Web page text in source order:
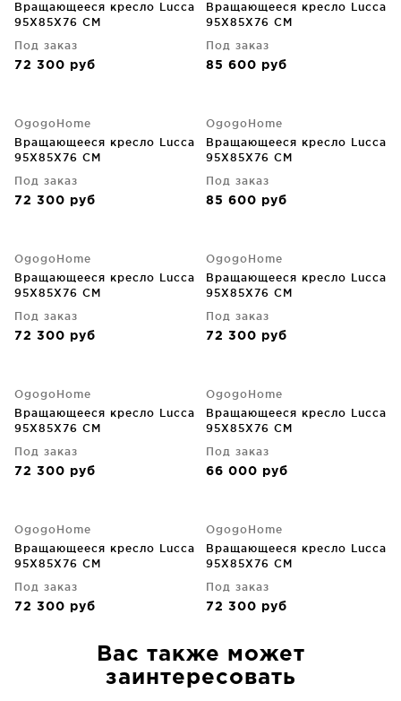
Вращающееся кресло Lucca
95X85X76 CM
Под заказ
72 300 руб
Вращающееся кресло Lucca
95X85X76 CM
Под заказ
85 600 руб
OgogoHome
Вращающееся кресло Lucca
95X85X76 CM
Под заказ
72 300 руб
OgogoHome
Вращающееся кресло Lucca
95X85X76 CM
Под заказ
85 600 руб
OgogoHome
Вращающееся кресло Lucca
95X85X76 CM
Под заказ
72 300 руб
OgogoHome
Вращающееся кресло Lucca
95X85X76 CM
Под заказ
72 300 руб
OgogoHome
Вращающееся кресло Lucca
95X85X76 CM
Под заказ
72 300 руб
OgogoHome
Вращающееся кресло Lucca
95X85X76 CM
Под заказ
66 000 руб
OgogoHome
Вращающееся кресло Lucca
95X85X76 CM
Под заказ
72 300 руб
OgogoHome
Вращающееся кресло Lucca
95X85X76 CM
Под заказ
72 300 руб
Вас также может
заинтересовать